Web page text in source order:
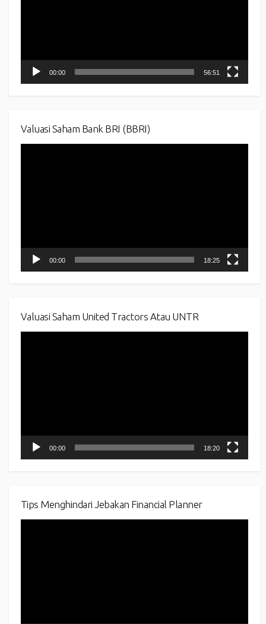
00:00 56:51
Valuasi Saham Bank BRI (BBRI)
00:00 18:25
Valuasi Saham United Tractors Atau UNTR
00:00 18:20
Tips Menghindari Jebakan Financial Planner